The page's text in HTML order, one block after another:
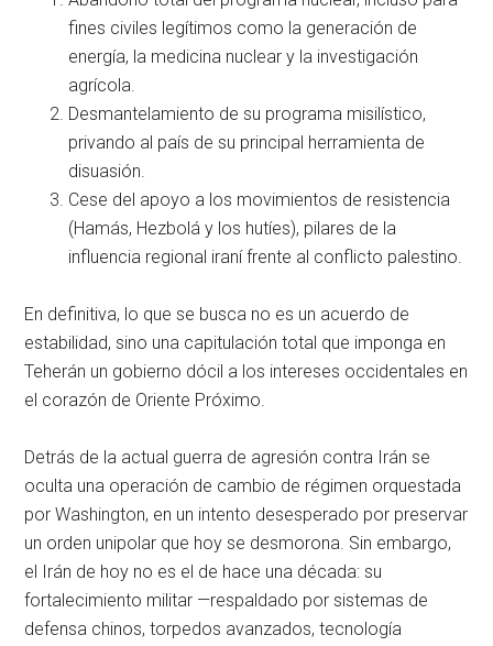
fines civiles legítimos como la generación de
energía, la medicina nuclear y la investigación
agrícola.
Desmantelamiento de su programa misilístico,
privando al país de su principal herramienta de
disuasión.
Cese del apoyo a los movimientos de resistencia
(Hamás, Hezbolá y los hutíes), pilares de la
influencia regional iraní frente al conflicto palestino.
En definitiva, lo que se busca no es un acuerdo de
estabilidad, sino una capitulación total que imponga en
Teherán un gobierno dócil a los intereses occidentales en
el corazón de Oriente Próximo.
Detrás de la actual guerra de agresión contra Irán se
oculta una operación de cambio de régimen orquestada
por Washington, en un intento desesperado por preservar
un orden unipolar que hoy se desmorona. Sin embargo,
el Irán de hoy no es el de hace una década: su
fortalecimiento militar —respaldado por sistemas de
defensa chinos, torpedos avanzados, tecnología